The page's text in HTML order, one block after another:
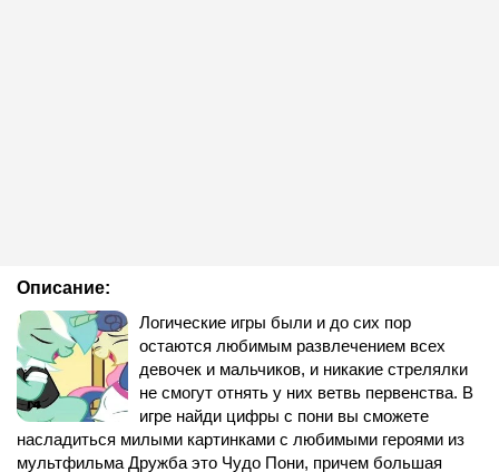
Описание:
Логические игры были и до сих пор
остаются любимым развлечением всех
девочек и мальчиков, и никакие стрелялки
не смогут отнять у них ветвь первенства. В
игре найди цифры с пони вы сможете
насладиться милыми картинками с любимыми героями из
мультфильма Дружба это Чудо Пони, причем большая